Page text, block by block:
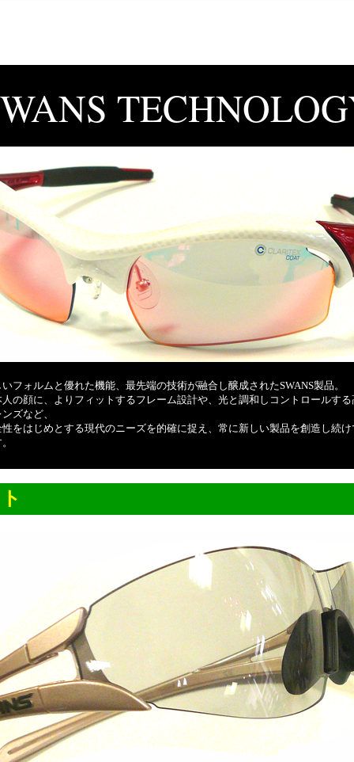
フォルムと優れた機能、最先端の技術が融合し醸成されたSWANS製品。
人の顔に、よりフィットするフレーム設計や、光と調和しコントロールする
ズなど、
性をはじめとする現代のニーズを的確に捉え、常に新しい製品を創造し続け